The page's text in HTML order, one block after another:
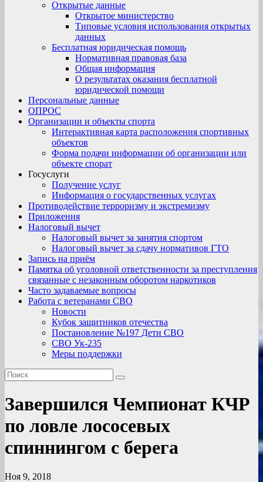
Открытые данные
Открытое министерство
Типовые условия использования открытых
данных
Бесплатная юридическая помощь
Нормативная правовая база
Общая информация
О результатах оказания бесплатной
юридической помощи
Персональные данные
ОПРОС
Организации и объекты спорта
Интерактивная карта расположения спортивных
объектов
Форма подачи информации об организации или
объекте спорат
Госуслуги
Получение услуг
Информация о государственных услугах
Противодействие терроризму и экстремизму
Приложения
Налоговый вычет
Налоговый вычет за занятия спортом
Налоговый вычет за сдачу нормативов ГТО
Запись на приём
Памятка об уголовной ответственности за преступления
связанные с незаконным оборотом наркотиков
Часто задаваемые вопросы
Работа с ветеранами СВО
Новости
Кубок защитников отечества
Постановление №197 Дети СВО
СВО Ук-235
Меры поддержки
Завершился Чемпионат КЧР
по ловле лососевых
спиннингом с берега
Ноя 9, 2018